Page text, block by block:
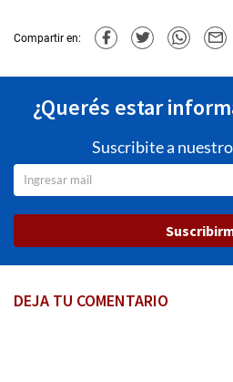
Compartir en:
¿Querés estar
Suscribite a
DEJA TU COMENTARIO